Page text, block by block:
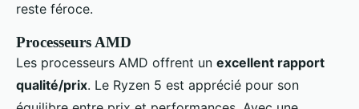
reste féroce.
Processeurs AMD
Les processeurs AMD offrent un excellent rapport
qualité/prix. Le Ryzen 5 est apprécié pour son